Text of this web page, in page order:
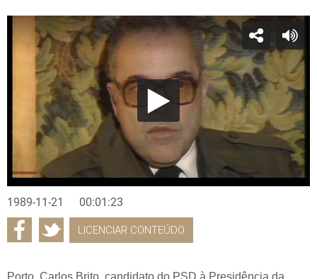
1989-11-21 00:01:23
LICENCIAR CONTEÚDO
Porto, Carlos Brito, candidato do PSD à Presidência da